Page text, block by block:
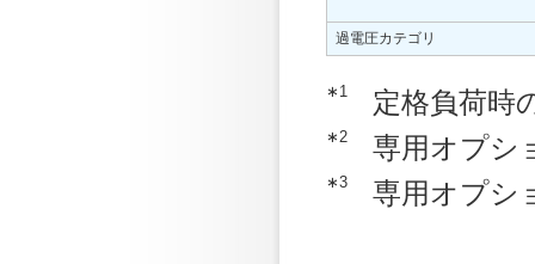
過電圧カテゴリ
∗1 定格負荷時
∗2 専用オプシ
∗3 専用オプシ